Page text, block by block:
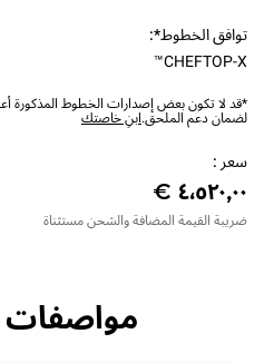
توافق الخطوط*:
CHEFTOP-X™
*قد لا تكون بعض إصدارات الخطوط المذكورة
لضمان دعم الملحق.ابنِ خاصتك
سعر :
ضريبة القيمة المضافة والشحن مستثناة
مواصفات